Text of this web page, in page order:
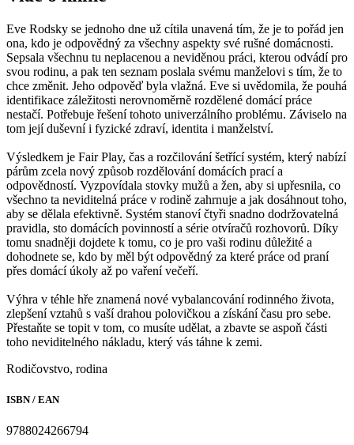
Eve Rodsky se jednoho dne už cítila unavená tím, že je to pořád jen
ona, kdo je odpovědný za všechny aspekty své rušné domácnosti.
Sepsala všechnu tu neplacenou a neviděnou práci, kterou odvádí pro
svou rodinu, a pak ten seznam poslala svému manželovi s tím, že to
chce změnit. Jeho odpověď byla vlažná. Eve si uvědomila, že pouhá
identifikace záležitosti nerovnoměrně rozdělené domácí práce
nestačí. Potřebuje řešení tohoto univerzálního problému. Záviselo na
tom její duševní i fyzické zdraví, identita i manželství.
Výsledkem je Fair Play, čas a rozčilování šetřící systém, který nabízí
párům zcela nový způsob rozdělování domácích prací a
odpovědností. Vyzpovídala stovky mužů a žen, aby si upřesnila, co
všechno ta neviditelná práce v rodině zahrnuje a jak dosáhnout toho,
aby se dělala efektivně. Systém stanoví čtyři snadno dodržovatelná
pravidla, sto domácích povinností a série otvíračů rozhovorů. Díky
tomu snadněji dojdete k tomu, co je pro vaši rodinu důležité a
dohodnete se, kdo by měl být odpovědný za které práce od praní
přes domácí úkoly až po vaření večeří.
Výhra v téhle hře znamená nové vybalancování rodinného života,
zlepšení vztahů s vaší drahou polovičkou a získání času pro sebe.
Přestaňte se topit v tom, co musíte udělat, a zbavte se aspoň části
toho neviditelného nákladu, který vás táhne k zemi.
Rodičovstvo, rodina
ISBN / EAN
9788024266794